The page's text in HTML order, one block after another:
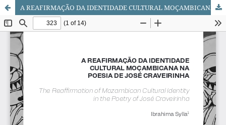
A REAFIRMAÇÃO DA IDENTIDADE CULTURAL MOÇAMBICANA NA POESIA DE JOSÉ CRAVEIRINHA